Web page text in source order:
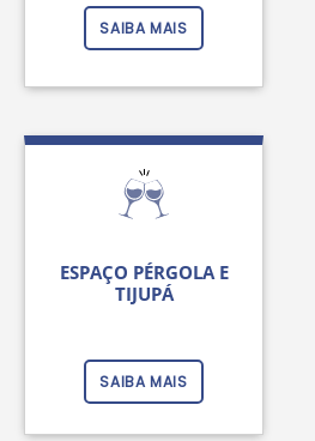
SAIBA MAIS
ESPAÇO PÉRGOLA E
TIJUPÁ
SAIBA MAIS